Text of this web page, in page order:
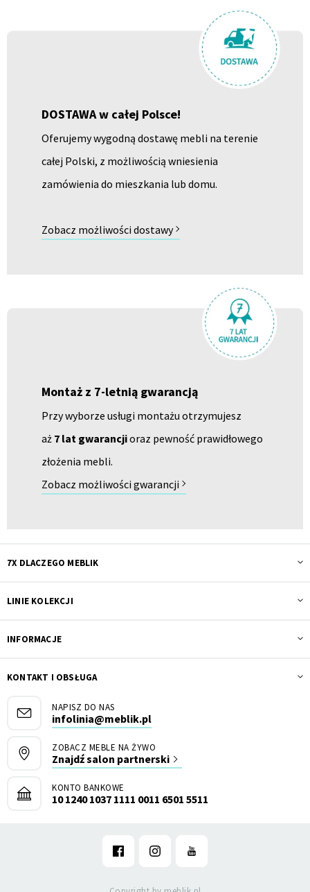
DOSTAWA w całej Polsce!
Oferujemy wygodną dostawę mebli na terenie
całej Polski, z możliwością wniesienia
zamówienia do mieszkania lub domu.
Zobacz możliwości dostawy
Montaż z 7-letnią gwarancją
Przy wyborze usługi montażu otrzymujesz
aż 7 lat gwarancjioraz pewność prawidłowego
złożenia mebli.
Zobacz możliwości gwarancji
7X DLACZEGO MEBLIK
LINIE KOLEKCJI
INFORMACJE
KONTAKT I OBSŁUGA
NAPISZ DO NAS
infolinia@meblik.pl
ZOBACZ MEBLE NA ŻYWO
Znajdź salon partnerski
KONTO BANKOWE
10 1240 1037 1111 0011 6501 5511